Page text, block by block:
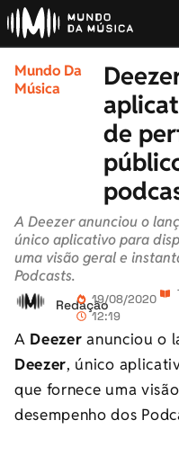
Mundo Da
Música
de
A Deezer anunciou o
único aplicativo para
uma visão geral e
Podcasts.
Redação19/08/2020
12:19
A Deezer anunciou o
Deezer, único
que fornece uma
desempenho dos